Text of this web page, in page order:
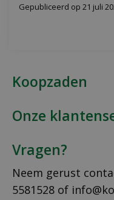
Gepubliceerd op 21 juli
Koopzaden
Onze
Vragen?
Neem gerust
5581528 of